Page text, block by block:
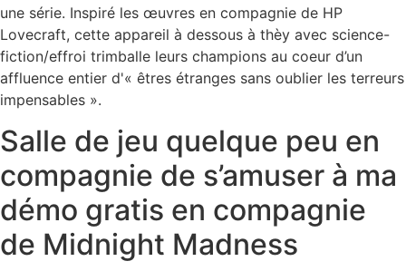
une série. Inspiré les œuvres en compagnie de HP
Lovecraft, cette appareil à dessous à thèy avec science-
fiction/effroi trimballe leurs champions au coeur d’un
affluence entier d'« êtres étranges sans oublier les terreurs
impensables ».
Salle de jeu quelque peu en
compagnie de s’amuser à ma
démo gratis en compagnie
de Midnight Madness